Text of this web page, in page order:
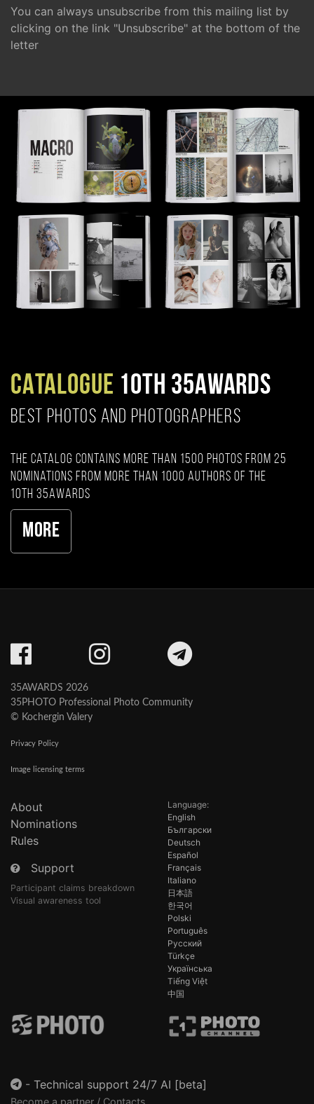
You can always unsubscribe from this mailing list by
clicking on the link "Unsubscribe" at the bottom of the
letter
CATALOGUE 10TH 35AWARDS
BEST PHOTOS AND PHOTOGRAPHERS
The catalog contains more than 1500 photos from 25
nominations from more than 1000 authors of the
10th 35AWARDS
More
35AWARDS 2026
35PHOTO Professional Photo Community
© Kochergin Valery
Privacy Policy
Image licensing terms
About
Nominations
Rules
Support
Participant claims breakdown
Visual awareness tool
Language:
English
Български
Deutsch
Español
Français
Italiano
日本語
한국어
Polski
Português
Русский
Türkçe
Українська
Tiếng Việt
中国
- Technical support 24/7 AI [beta]
Become a partner / Contacts